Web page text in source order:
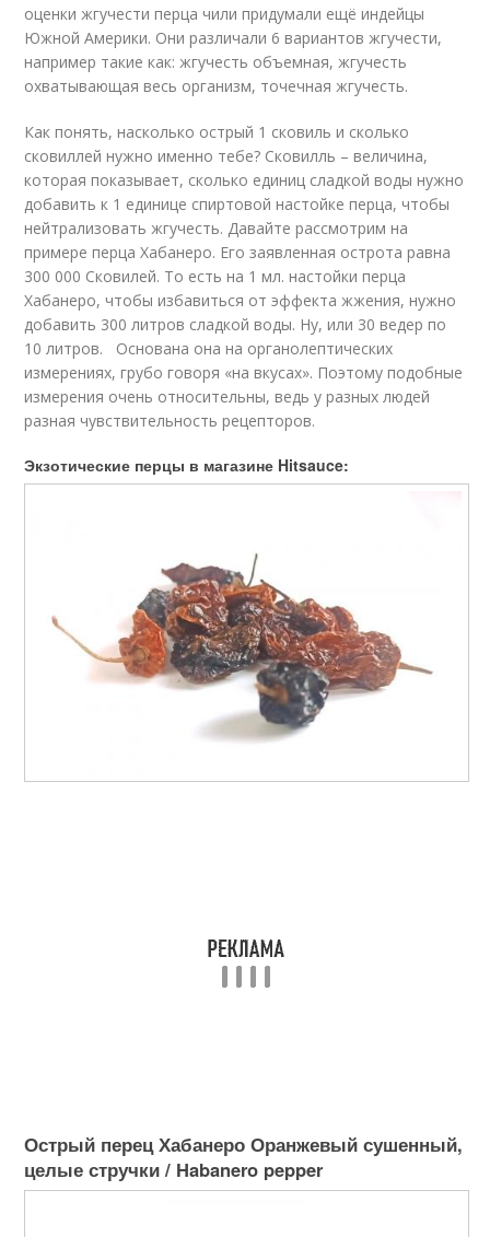
оценки жгучести перца чили придумали ещё индейцы
Южной Америки. Они различали 6 вариантов жгучести,
например такие как: жгучесть объемная, жгучесть
охватывающая весь организм, точечная жгучесть.
Как понять, насколько острый 1 сковиль и сколько
сковиллей нужно именно тебе? Сковилль – величина,
которая показывает, сколько единиц сладкой воды нужно
добавить к 1 единице спиртовой настойке перца, чтобы
нейтрализовать жгучесть. Давайте рассмотрим на
примере перца Хабанеро. Его заявленная острота равна
300 000 Сковилей. То есть на 1 мл. настойки перца
Хабанеро, чтобы избавиться от эффекта жжения, нужно
добавить 300 литров сладкой воды. Ну, или 30 ведер по
10 литров. Основана она на органолептических
измерениях, грубо говоря «на вкусах». Поэтому подобные
измерения очень относительны, ведь у разных людей
разная чувствительность рецепторов.
Экзотические перцы в магазине Hitsauce:
Острый перец Хабанеро Оранжевый сушенный,
целые стручки / Habanero pepper